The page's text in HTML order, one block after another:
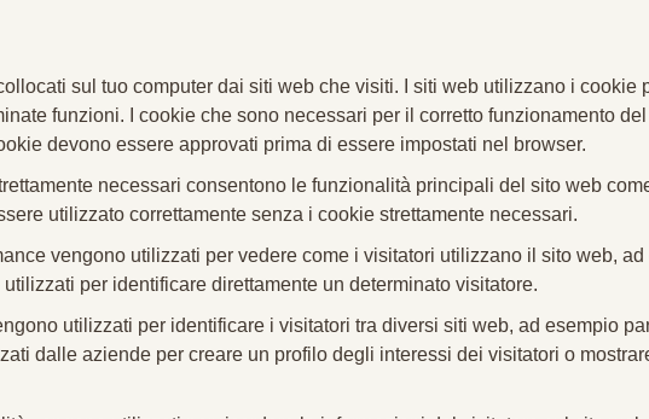
sul tuo computer dai siti web che visiti. I siti web utilizzano i cookie
funzioni. I cookie che sono necessari per il corretto funzionamento
devono essere approvati prima di essere impostati nel browser.
necessari consentono le funzionalità principali del sito web
utilizzato correttamente senza i cookie strettamente necessari.
vengono utilizzati per vedere come i visitatori utilizzano il sito web,
per identificare direttamente un determinato visitatore.
utilizzati per identificare i visitatori tra diversi siti web, ad esempio
dalle aziende per creare un profilo degli interessi dei visitatori o